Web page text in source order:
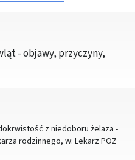
- objawy, przyczyny,
z niedoboru żelaza -
rodzinnego, w: Lekarz POZ